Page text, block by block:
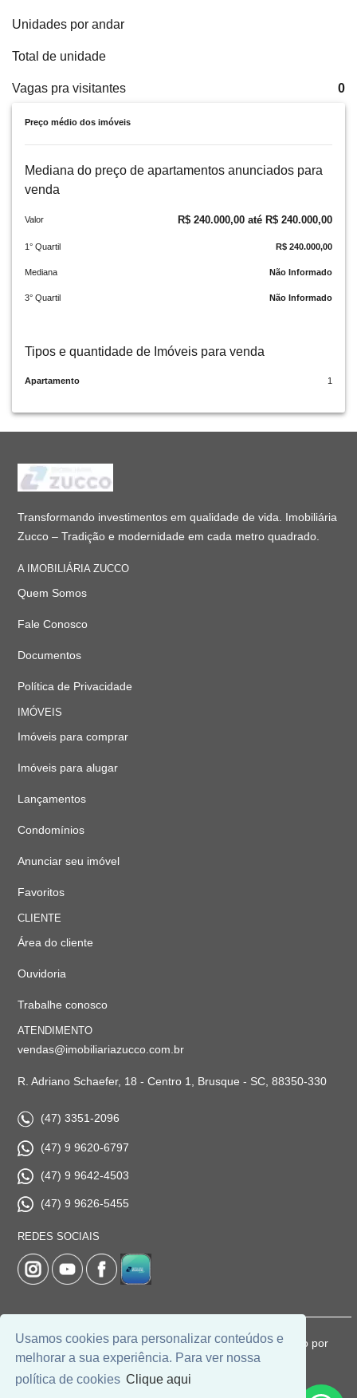
Usamos cookies para personalizar conteúdos e
melhorar a sua experiência. Para ver nossa
política de cookies Clique aqui
Unidades por andar
Total de unidade
Vagas pra visitantes 0
Preço médio dos imóveis
Mediana do preço de apartamentos anunciados para
venda
Valor R$ 240.000,00 até R$ 240.000,00
1° Quartil R$ 240.000,00
Mediana Não Informado
3° Quartil Não Informado
Tipos e quantidade de Imóveis para venda
Apartamento 1
Transformando investimentos em qualidade de vida. Imobiliária
Zucco – Tradição e modernidade em cada metro quadrado.
A IMOBILIÁRIA ZUCCO
Quem Somos
Fale Conosco
Documentos
Política de Privacidade
IMÓVEIS
Imóveis para comprar
Imóveis para alugar
Lançamentos
Condomínios
Anunciar seu imóvel
Favoritos
CLIENTE
Área do cliente
Ouvidoria
Trabalhe conosco
ATENDIMENTO
vendas@imobiliariazucco.com.br
R. Adriano Schaefer, 18 - Centro 1, Brusque - SC, 88350-330
(47) 3351-2096
(47) 9 9620-6797
(47) 9 9642-4503
(47) 9 9626-5455
REDES SOCIAIS
© 2026 | Imobiliária Zucco | CRECI: 1037-J | Desenvolvido por
Universal Software.